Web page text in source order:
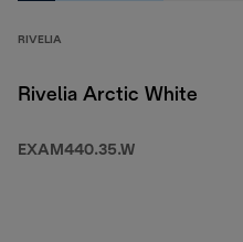
RIVELIA
Rivelia Arctic White
EXAM440.35.W